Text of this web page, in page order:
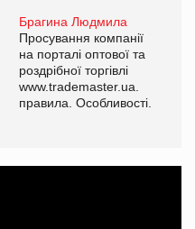
Брагина Людмила
Просування компанії
на порталі оптової та
роздрібної торгівлі
www.trademaster.ua.
правила. Особливості.